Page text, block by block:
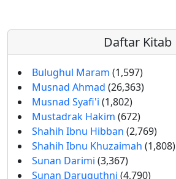
Daftar Kitab
Bulughul Maram (1,597)
Musnad Ahmad (26,363)
Musnad Syafi'i (1,802)
Mustadrak Hakim (672)
Shahih Ibnu Hibban (2,769)
Shahih Ibnu Khuzaimah (1,808)
Sunan Darimi (3,367)
Sunan Daruquthni (4,790)